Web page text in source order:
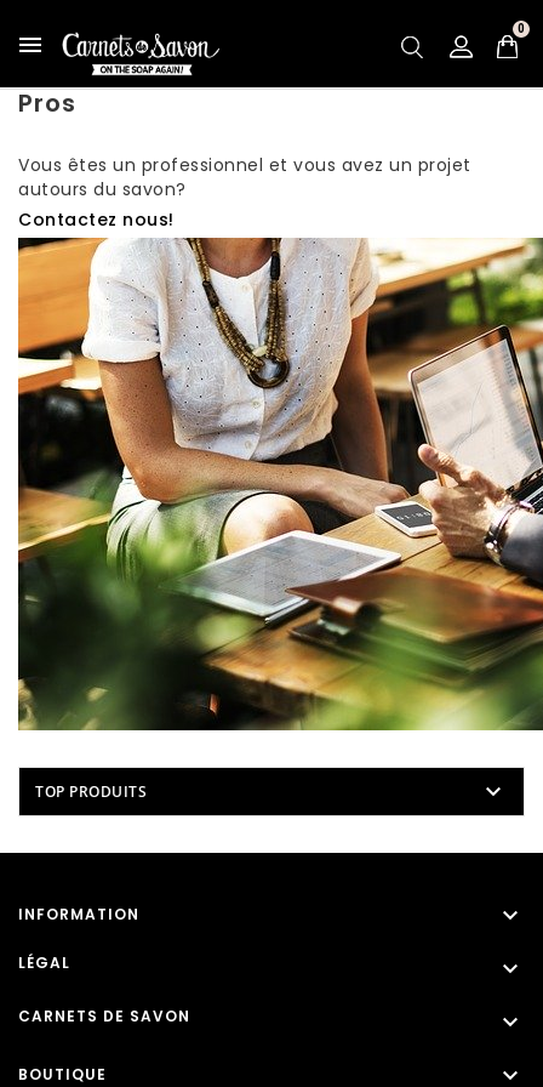

0
Pros
Vous êtes un professionnel et vous avez un projet
autours du savon?
Contactez nous!
TOP PRODUITS 
INFORMATION 
LÉGAL 
CARNETS DE SAVON 
BOUTIQUE 